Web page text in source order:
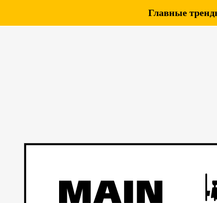
Главные